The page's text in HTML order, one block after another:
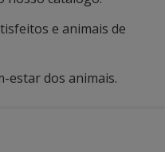
e animais de
estar dos animais.